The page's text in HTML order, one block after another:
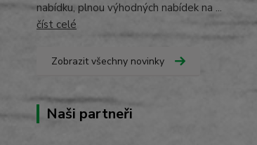
nabídku, plnou výhodných nabídek na ...
číst celé
Zobrazit všechny novinky
Naši partneři